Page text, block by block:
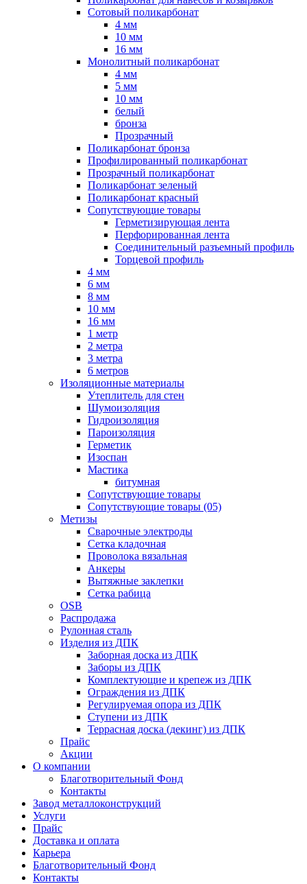
Сотовый поликарбонат
4 мм
10 мм
16 мм
Монолитный поликарбонат
4 мм
5 мм
10 мм
белый
бронза
Прозрачный
Поликарбонат бронза
Профилированный поликарбонат
Прозрачный поликарбонат
Поликарбонат зеленый
Поликарбонат красный
Сопутствующие товары
Герметизирующая лента
Перфорированная лента
Соединительный разъемный профиль
Торцевой профиль
4 мм
6 мм
8 мм
10 мм
16 мм
1 метр
2 метра
3 метра
6 метров
Изоляционные материалы
Утеплитель для стен
Шумоизоляция
Гидроизоляция
Пароизоляция
Герметик
Изоспан
Мастика
битумная
Сопутствующие товары
Сопутствующие товары (05)
Метизы
Сварочные электроды
Сетка кладочная
Проволока вязальная
Анкеры
Вытяжные заклепки
Сетка рабица
OSB
Распродажа
Рулонная сталь
Изделия из ДПК
Заборная доска из ДПК
Заборы из ДПК
Комплектующие и крепеж из ДПК
Ограждения из ДПК
Регулируемая опора из ДПК
Ступени из ДПК
Террасная доска (декинг) из ДПК
Прайс
Акции
О компании
Благотворительный Фонд
Контакты
Завод металлоконструкций
Услуги
Прайс
Доставка и оплата
Карьера
Благотворительный Фонд
Контакты